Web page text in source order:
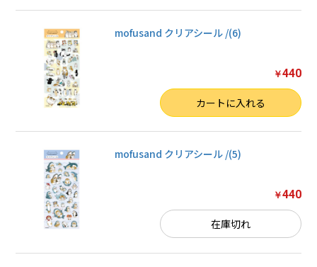
mofusand クリアシール /(6)
￥440
カートに入れる
mofusand クリアシール /(5)
￥440
在庫切れ